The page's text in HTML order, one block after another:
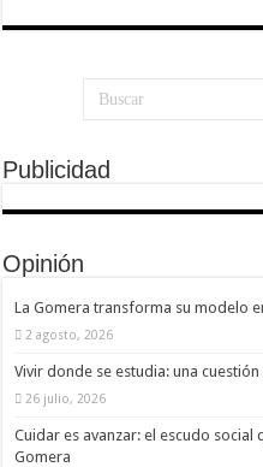
Publicidad
Opinión
La Gomera transforma su modelo
2 agosto, 2026
Vivir donde se estudia: una
26 julio, 2026
Cuidar es avanzar: el escudo
Gomera
ofertas